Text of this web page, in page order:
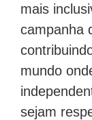
mais
campanha
mundo
sejam